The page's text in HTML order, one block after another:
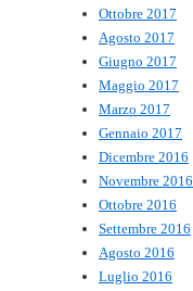
Ottobre 2017
Agosto 2017
Giugno 2017
Maggio 2017
Marzo 2017
Gennaio 2017
Dicembre 2016
Novembre 2016
Ottobre 2016
Settembre 2016
Agosto 2016
Luglio 2016